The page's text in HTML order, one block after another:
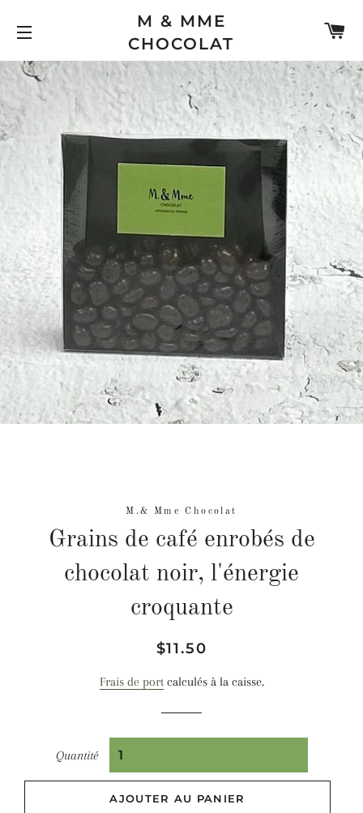
M & MME
CHOCOLAT
M.& Mme Chocolat
Grains de café enrobés de
chocolat noir, l'énergie
croquante
Prix
Prix
$11.50
Frais de portcalculés à la caisse.
Quantité
AJOUTER AU PANIER